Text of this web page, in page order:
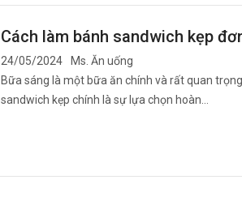
Cách làm bánh sandwich kẹp
24/05/2024
Ms. Ăn uống
Bữa sáng là một bữa ăn chính và rất quan
sandwich kẹp chính là sự lựa chọn hoàn…